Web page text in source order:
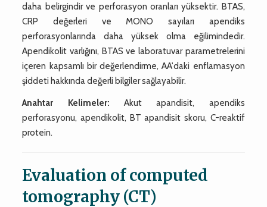
daha belirgindir ve perforasyon oranları yüksektir. BTAS,
CRP değerleri ve MONO sayıları apendiks
perforasyonlarında daha yüksek olma eğilimindedir.
Apendikolit varlığını, BTAS ve laboratuvar parametrelerini
içeren kapsamlı bir değerlendirme, AA'daki enflamasyon
şiddeti hakkında değerli bilgiler sağlayabilir.
Anahtar Kelimeler: Akut apandisit, apendiks
perforasyonu, apendikolit, BT apandisit skoru, C-reaktif
protein.
Evaluation of computed
tomography (CT)